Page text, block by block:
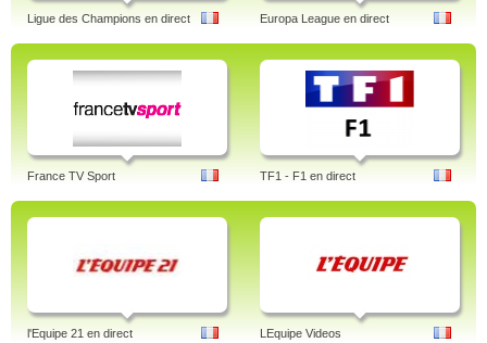
Ligue des Champions en direct Europa League en direct
France TV Sport TF1 - F1 en direct
l'Equipe 21 en direct LEquipe Videos